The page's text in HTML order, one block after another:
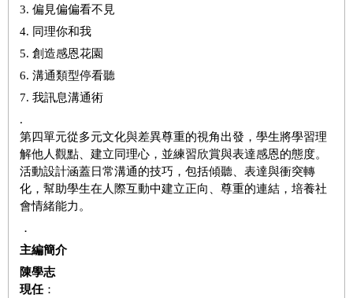
3. 偏見偏偏看不見
4. 同理你和我
5. 創造感恩花園
6. 溝通類型停看聽
7. 我訊息溝通術
.
第四單元從多元文化與差異尊重的視角出發，學生將學習理
解他人觀點、建立同理心，並練習欣賞與表達感恩的態度。
活動設計涵蓋日常溝通的技巧，包括傾聽、表達與衝突轉
化，幫助學生在人際互動中建立正向、尊重的連結，培養社
會情緒能力。
．
主編簡介
陳學志
現任：